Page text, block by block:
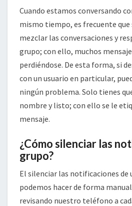
Cuando estamos conversando
mismo tiempo, es frecuente que
mezclar las conversaciones y
grupo; con ello, muchos
perdiéndose. De esta forma, si
con un usuario en particular,
ningún problema. Solo tienes
nombre y listo; con ello se le
mensaje.
¿Cómo silenciar las
grupo?
El silenciar las notificaciones de
podemos hacer de forma
revisando nuestro teléfono a